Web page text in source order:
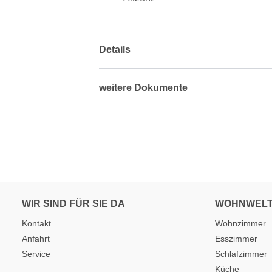
Details
weitere Dokumente
WIR SIND FÜR SIE DA
Kontakt
Anfahrt
Service
Wohnzimmer
Esszimmer
Schlafzimmer
Küche